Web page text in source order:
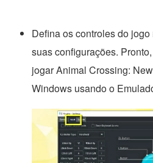
Defina os controles do
suas configurações.
jogar Animal Crossing:
Windows usando o